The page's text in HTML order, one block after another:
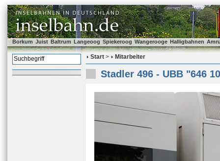
Borkum Juist Baltrum Langeoog Spiekeroog Wangerooge Halligbahnen
Start > Mitarbeiter
Stadler 496 - UBB "646